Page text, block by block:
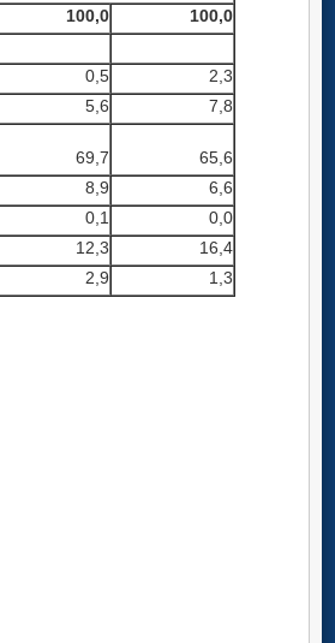
100,0
100,0
0,5
2,3
5,6
7,8
69,7
65,6
8,9
6,6
0,1
0,0
12,3
16,4
2,9 1,3